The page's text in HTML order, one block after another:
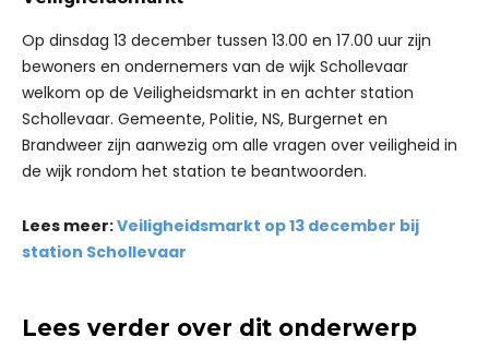
Op dinsdag 13 december tussen 13.00 en 17.00 uur zijn
bewoners en ondernemers van de wijk Schollevaar
welkom op de Veiligheidsmarkt in en achter station
Schollevaar. Gemeente, Politie, NS, Burgernet en
Brandweer zijn aanwezig om alle vragen over veiligheid in
de wijk rondom het station te beantwoorden.
Lees meer:Veiligheidsmarkt op 13 december bij
station Schollevaar
Lees verder over dit onderwerp